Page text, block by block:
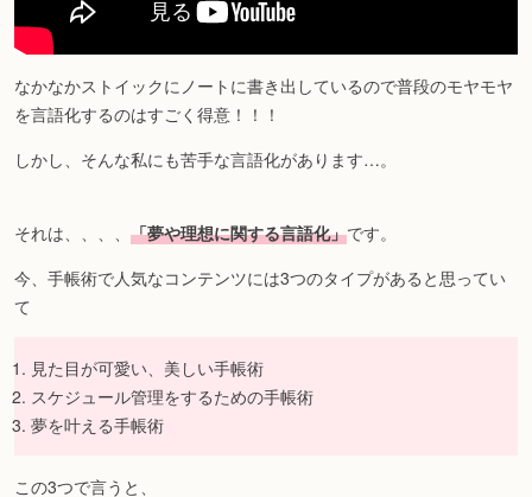
なかなかストイックにノートに書き出しているので普段のモヤモヤ
を言語化するのはすごく得意！！！
しかし、そんな私にも苦手な言語化があります…。
それは、、、、 「夢や理想に関する言語化」です。
今、手帳術で人気なコンテンツには3つのタイプがあると思ってい
て
見た目が可愛い、美しい手帳術
スケジュール管理をするための手帳術
夢を叶える手帳術
この3つで言うと、